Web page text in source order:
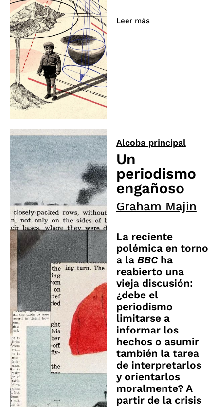
Leer más
Alcoba principal
Un
periodismo
engañoso
Graham Majin
La reciente
polémica en torno
a la BBCha
reabierto una
vieja discusión:
¿debe el
periodismo
limitarse a
informar los
hechos o asumir
también la tarea
de interpretarlos
y orientarlos
moralmente? A
partir de la crisis